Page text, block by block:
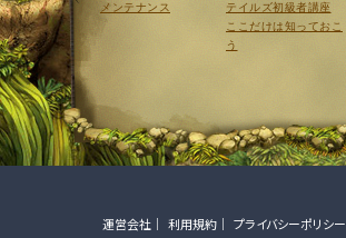
メンテナンス
テイルズ初級者講座
ここだけは知っておこ
う
運営会社 利用規約 プライバシーポリシー